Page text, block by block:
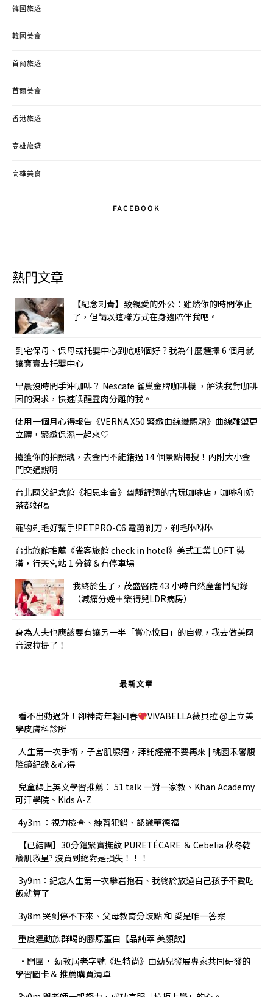
韓國旅遊
韓國美食
首爾旅遊
首爾美食
香港旅遊
高雄旅遊
高雄美食
FACEBOOK
熱門文章
【紀念刺青】致親愛的外公：雖然你的時間停止
了，但請以這樣方式在身邊陪伴我吧。
到宅保母、保母或托嬰中心到底哪個好？我為什麼選擇 6 個月就
讓寶寶去托嬰中心
早晨沒時間手沖咖啡？ Nescafe 雀巢金牌咖啡機 ，解決我對咖啡
因的渴求，快速喚醒靈肉分離的我。
使用一個月心得報告《VERNA X50 緊緻曲線纖體霜》曲線雕塑更
立體，緊緻保濕一起來♡
擄獲你的拍照魂，去金門不能錯過 14 個景點特搜！內附大小金
門交通說明
台北國父紀念館《相思李舍》幽靜舒適的古玩咖啡店，咖啡和奶
茶都好喝
寵物剃毛好幫手!PETPRO-C6 電剪剃刀，剃毛咻咻咻
台北旅館推薦《雀客旅館 check in hotel》美式工業 LOFT 裝
潢，行天宮站 1 分鐘＆有停車場
我終於生了，茂盛醫院 43 小時自然產奮鬥紀錄
（減痛分娩＋樂得兒LDR病房）
身為人夫也應該要有讓另一半「賞心悅目」的自覺，我去做美國
音波拉提了！
最新文章
看不出動過針！卻神奇年輕回春
VIVABELLA薇貝拉 @上立美
學皮膚科診所
人生第一次手術，子宮肌腺瘤，拜託經痛不要再來 | 桃園禾馨腹
腔鏡紀錄＆心得
兒童線上英文學習推薦： 51 talk 一對一家教、Khan Academy
可汗學院、Kids A-Z
4y3m ：視力檢查、練習犯錯、認識華德福
【已結團】30分鐘緊實撫紋 PURETÉCARE ＆ Cebelia 秋冬乾
癢肌救星? 沒買到絕對是損失！！！
3y9m：紀念人生第一次攀岩抱石、我終於放過自己孩子不愛吃
飯就算了
3y8m 哭到停不下來、父母教育分歧點 和 愛是唯一答案
重度運動族群喝的膠原蛋白【品純萃 美顏飲】
•開團• 幼教屆老字號《理特尚》由幼兒發展專家共同研發的
學習圖卡＆ 推薦購買清單